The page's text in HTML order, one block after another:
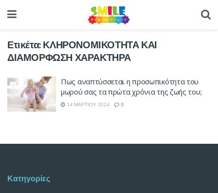
Ετικέτα:ΚΛΗΡΟΝΟΜΙΚΟΤΗΤΑ ΚΑΙ
ΔΙΑΜΟΡΦΩΣΗ ΧΑΡΑΚΤΗΡΑ
Πως αναπτύσσεται η προσωπικότητα του
μωρού σας τα πρώτα χρόνια της ζωής του;
14 ΜΑΡΤΊΟΥ 2024 0
Κατηγορίες